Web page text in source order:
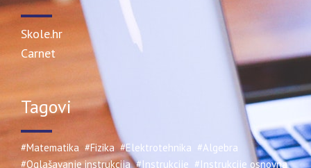
Skole.hr
Carnet
Tagovi
#Matematika #Fizika #Elektrotehnika #Algebra
#Oglašavanje instrukcija #Instrukcije #Instrukcije osnovna